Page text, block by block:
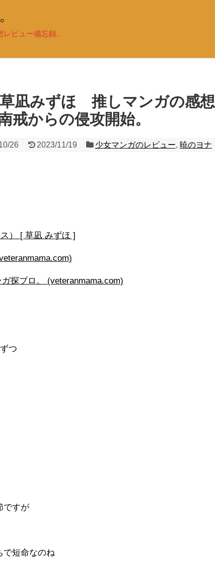
ビュー備忘録。
凪みずほ 推しマンガの感想
戒からの侵攻開始。
26 2023/11/19 少女マンガのレビュー, 暁のヨナ
） [ 草凪 みずほ ]
探ブロ。 (veteranmama.com)
つ
ですが
で短命なのね